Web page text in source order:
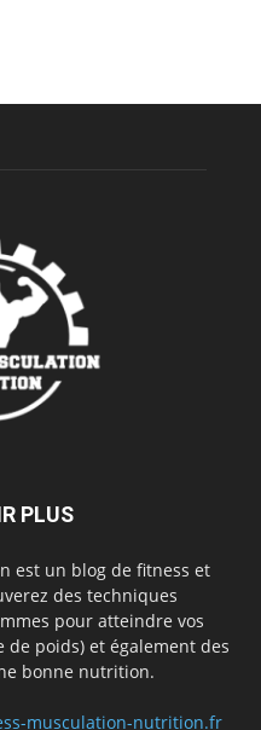
PLUS
est un blog de fitness et
des techniques
pour atteindre vos
de poids) et également des
bonne nutrition.
musculation-nutrition.fr